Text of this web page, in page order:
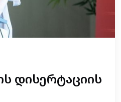
დისერტაციის